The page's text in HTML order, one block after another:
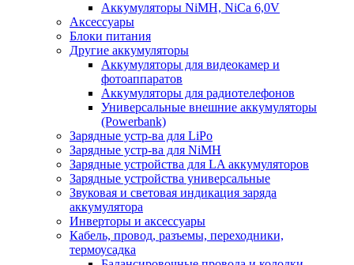
Аккумуляторы NiMH, NiCa 6,0V
Аксессуары
Блоки питания
Другие аккумуляторы
Аккумуляторы для видеокамер и
фотоаппаратов
Аккумуляторы для радиотелефонов
Универсальные внешние аккумуляторы
(Powerbank)
Зарядные устр-ва для LiPo
Зарядные устр-ва для NiMH
Зарядные устройства для LA аккумуляторов
Зарядные устройства универсальные
Звуковая и световая индикация заряда
аккумулятора
Инверторы и аксессуары
Кабель, провод, разъемы, переходники,
термоусадка